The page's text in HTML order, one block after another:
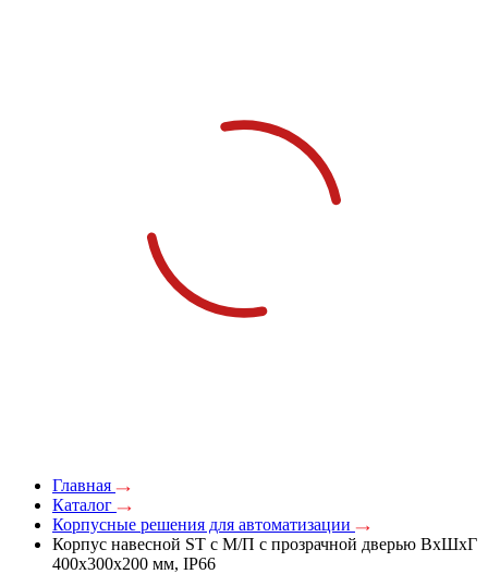
Главная
Каталог
Корпусные решения для автоматизации
Корпус навесной ST с М/П с прозрачной дверью ВxШxГ
400x300x200 мм, IP66